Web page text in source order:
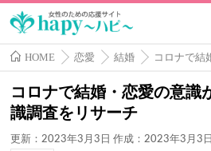
HOME 恋愛 結婚 コロナで結
コロナで結婚・恋愛の意識
識調査をリサーチ
更新：2023年3月3日 作成：2023年3月3日